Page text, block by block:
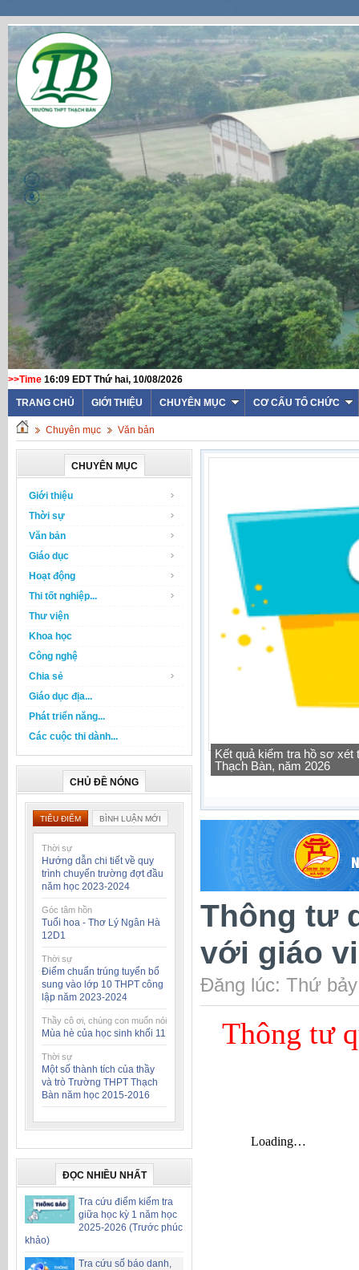
>>Time 16:09 EDT Thứ hai, 10/08/2026
TRANG CHỦ GIỚI THIỆU CHUYÊN MỤC CƠ CẤU TỔ CHỨC
Chuyên mục Văn bản
CHUYÊN MỤC
Giới thiệu
Thời sự
Văn bản
Giáo dục
Hoạt động
Thi tốt nghiệp...
Thư viện
Khoa học
Công nghệ
Chia sẻ
Giáo dục địa...
Phát triển năng...
Các cuộc thi dành...
CHỦ ĐỀ NÓNG
TIÊU ĐIỂM BÌNH LUẬN MỚI
Thời sự
Hướng dẫn chi tiết về quy
trình chuyển trường đợt đầu
năm học 2023-2024
Góc tâm hồn
Tuổi hoa - Thơ Lý Ngân Hà
12D1
Thời sự
Điểm chuẩn trúng tuyển bổ
sung vào lớp 10 THPT công
lập năm 2023-2024
Thầy cô ơi, chúng con muốn nói
Mùa hè của học sinh khối 11
Thời sự
Một số thành tích của thầy
và trò Trường THPT Thạch
Bàn năm học 2015-2016
ĐỌC NHIỀU NHẤT
Tra cứu điểm kiểm tra
giữa học kỳ 1 năm học
2025-2026 (Trước phúc
khảo)
Tra cứu số báo danh,
Tra cứu thông tin lớp học
Thông tư
với giáo
Đăng lúc: Thứ
Thông tư